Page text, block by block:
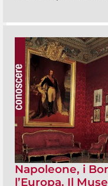
Napoleone, i
l’Europa. Il